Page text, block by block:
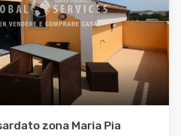
zona Maria Pia